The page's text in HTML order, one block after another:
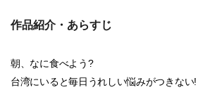
作品紹介・あらすじ
朝、なに食べよう?
台湾にいると毎日うれしい悩みがつきない